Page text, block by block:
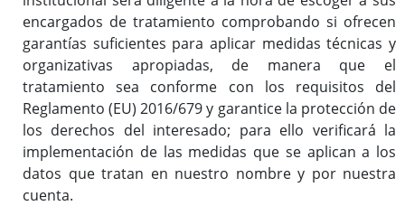
encargados de tratamiento comprobando si ofrecen
garantías suficientes para aplicar medidas técnicas y
organizativas apropiadas, de manera que el
tratamiento sea conforme con los requisitos del
Reglamento (EU) 2016/679 y garantice la protección de
los derechos del interesado; para ello verificará la
implementación de las medidas que se aplican a los
datos que tratan en nuestro nombre y por nuestra
cuenta.